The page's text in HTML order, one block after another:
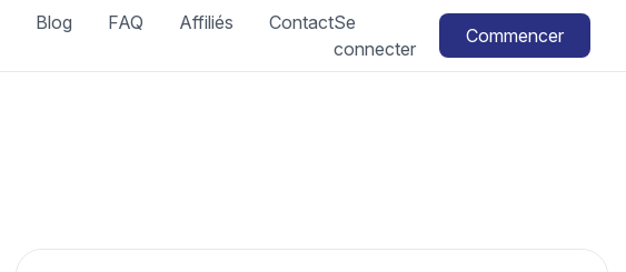
Blog FAQ Affiliés ContactSe
connecter
Commencer